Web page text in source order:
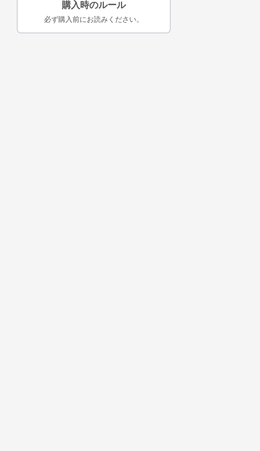
購入時のルール
必ず購入前にお読みください。